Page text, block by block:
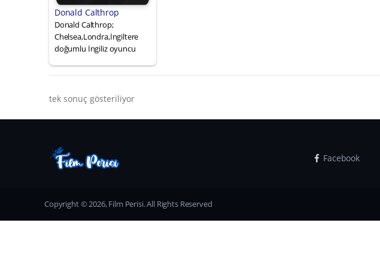
Donald Calthrop
Donald Calthrop;
Chelsea,Londra,İngiltere
doğumlu İngiliz oyuncu
tek sonuç gösteriliyor
Facebook
Copyright © 2026, Film Perisi. All Rights Reserved